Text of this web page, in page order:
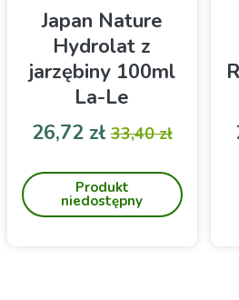
Japan Nature
Hydrolat z
jarzębiny 100ml
La-Le
La-Le to naturalny sposób
na tonizację i rozświetlenie
skóry. Zawiera
Cena
26,72 złCena
33,40 zł
Produkt
niedostępny